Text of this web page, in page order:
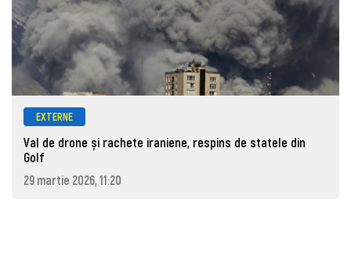
EXTERNE
Val de drone și rachete iraniene, respins de statele din
Golf
29 martie 2026, 11:20